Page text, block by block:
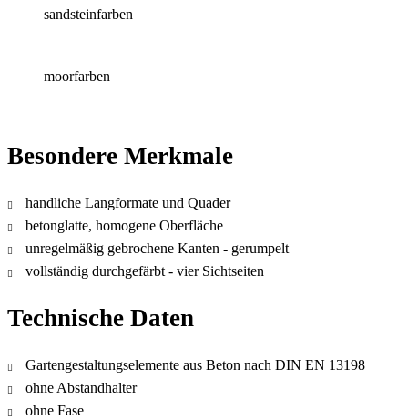
sandsteinfarben
moorfarben
Besondere Merkmale
handliche Langformate und Quader
betonglatte, homogene Oberfläche
unregelmäßig gebrochene Kanten - gerumpelt
vollständig durchgefärbt - vier Sichtseiten
Technische Daten
Gartengestaltungselemente aus Beton nach DIN EN 13198
ohne Abstandhalter
ohne Fase